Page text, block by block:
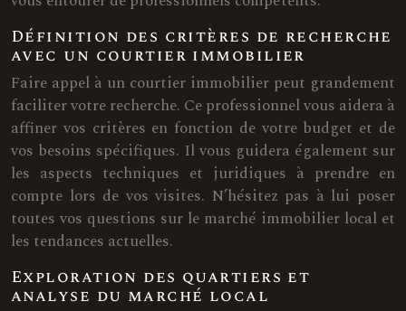
Définition des critères de recherche
avec un courtier immobilier
Faire appel à un courtier immobilier peut grandement
faciliter votre recherche. Ce professionnel vous aidera à
affiner vos critères en fonction de votre budget et de
vos besoins spécifiques. Il vous guidera également sur
les aspects techniques et juridiques à prendre en
compte lors de vos visites. N’hésitez pas à lui poser
toutes vos questions sur le marché immobilier local et
les tendances actuelles.
Exploration des quartiers et
analyse du marché local